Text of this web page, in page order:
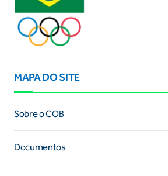
MAPA DO SITE
Sobre o COB
Documentos